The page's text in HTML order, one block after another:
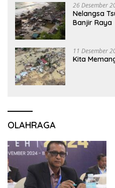
26 Desember
Nelangsa
Banjir Raya
11 Desember
Kita
OLAHRAGA